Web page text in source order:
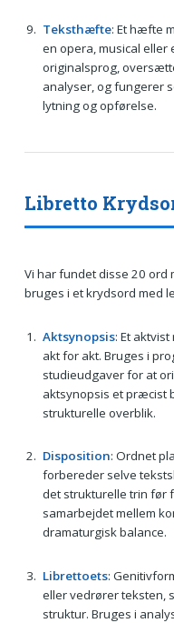
Teksthæfte: Et hæfte
en opera, musical eller
originalsprog,
analyser, og fungerer
lytning og opførelse.
Libretto
Vi har fundet disse 20 ord
bruges i et krydsord med
Aktsynopsis: Et
akt for akt. Bruges i
studieudgaver for at
aktsynopsis et præcist
strukturelle overblik.
Disposition: Ordnet
forbereder selve
det strukturelle trin før
samarbejdet mellem
dramaturgisk balance.
Librettoets:
eller vedrører teksten,
struktur. Bruges i